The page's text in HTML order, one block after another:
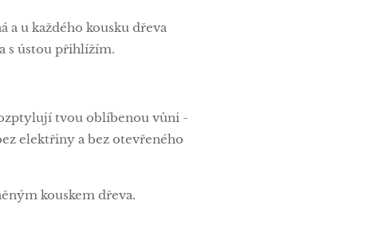
a u každého kousku dřeva
s ústou přihlížím.
tvou oblíbenou vůni -
elektřiny a bez otevřeného
kouskem dřeva.